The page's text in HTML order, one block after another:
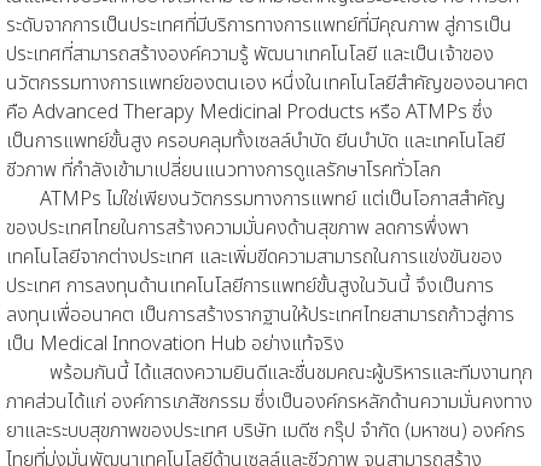
ระดับจากการเป็นประเทศที่มีบริการทางการแพทย์ที่มีคุณภาพ สู่การเป็น
ประเทศที่สามารถสร้างองค์ความรู้ พัฒนาเทคโนโลยี และเป็นเจ้าของ
นวัตกรรมทางการแพทย์ของตนเอง หนึ่งในเทคโนโลยีสำคัญของอนาคต
คือ Advanced Therapy Medicinal Products หรือ ATMPs ซึ่ง
เป็นการแพทย์ขั้นสูง ครอบคลุมทั้งเซลล์บำบัด ยีนบำบัด และเทคโนโลยี
ชีวภาพ ที่กำลังเข้ามาเปลี่ยนแนวทางการดูแลรักษาโรคทั่วโลก
ATMPs ไม่ใช่เพียงนวัตกรรมทางการแพทย์ แต่เป็นโอกาสสำคัญ
ของประเทศไทยในการสร้างความมั่นคงด้านสุขภาพ ลดการพึ่งพา
เทคโนโลยีจากต่างประเทศ และเพิ่มขีดความสามารถในการแข่งขันของ
ประเทศ การลงทุนด้านเทคโนโลยีการแพทย์ขั้นสูงในวันนี้ จึงเป็นการ
ลงทุนเพื่ออนาคต เป็นการสร้างรากฐานให้ประเทศไทยสามารถก้าวสู่การ
เป็น Medical Innovation Hub อย่างแท้จริง
พร้อมกันนี้ ได้แสดงความยินดีและชื่นชมคณะผู้บริหารและทีมงานทุก
ภาคส่วนได้แก่ องค์การเภสัชกรรม ซึ่งเป็นองค์กรหลักด้านความมั่นคงทาง
ยาและระบบสุขภาพของประเทศ บริษัท เมดีซ กรุ๊ป จำกัด (มหาชน) องค์กร
ไทยที่มุ่งมั่นพัฒนาเทคโนโลยีด้านเซลล์และชีวภาพ จนสามารถสร้าง